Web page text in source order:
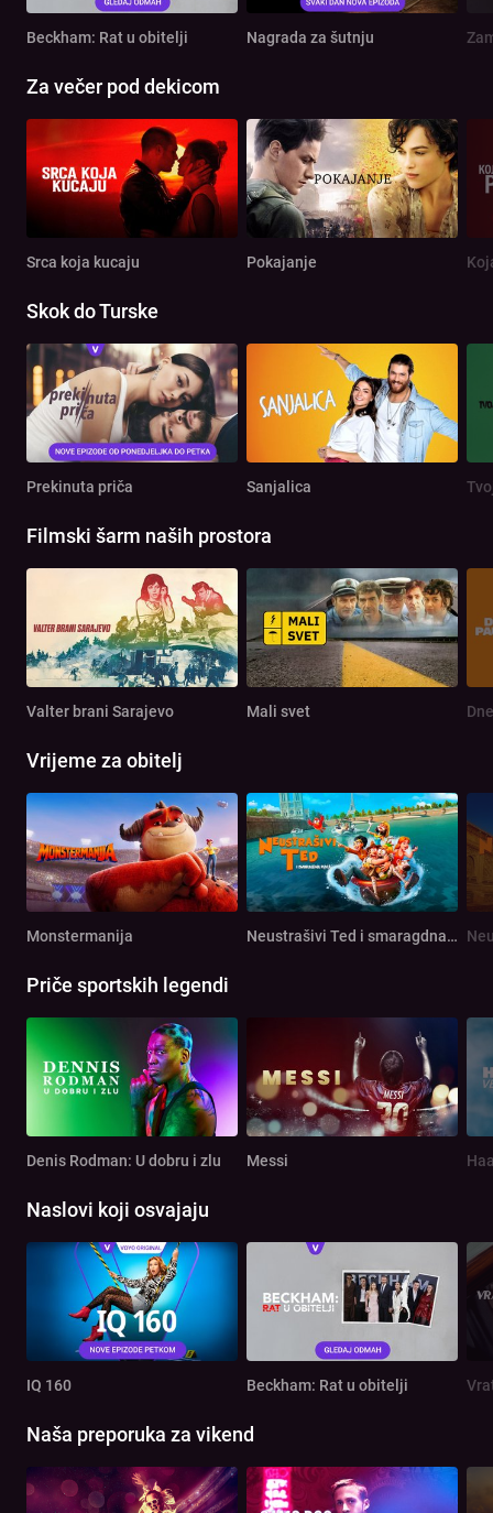
Beckham: Rat u obitelji Nagrada za šutnju
Za večer pod dekicom
Srca koja kucaju Pokajanje
Skok do Turske
Prekinuta priča Sanjalica
Filmski šarm naših prostora
Valter brani Sarajevo Mali svet
Vrijeme za obitelj
Monstermanija Neustrašivi Ted i smaragdna ploča
Priče sportskih legendi
Denis Rodman: U dobru i zlu Messi
Naslovi koji osvajaju
IQ 160 Beckham: Rat u obitelji
Naša preporuka za vikend